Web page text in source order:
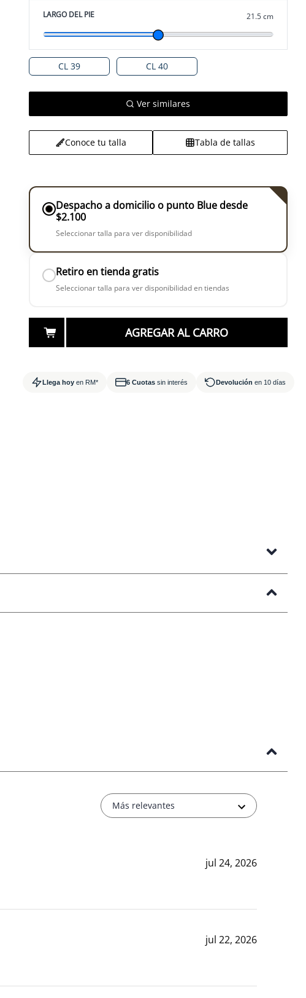
LARGO DEL PIE 21.5 cm
CL 39 CL 40
Ver similares
Conoce tu talla Tabla de tallas
Despacho a domicilio o punto Blue desde
$2.100
Seleccionar talla para ver disponibilidad
Retiro en tienda gratis
Seleccionar talla para ver disponibilidad en tiendas
AGREGAR AL CARRO
Llega hoyen RM* 6 Cuotassin interés Devolución en 10 días
Más relevantes
jul 24, 2026
jul 22, 2026